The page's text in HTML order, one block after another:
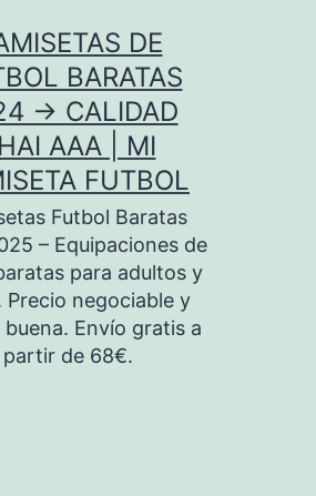
DE
BARATAS
→ CALIDAD
AAA | MI
FUTBOL
Futbol Baratas
– Equipaciones de
para adultos y
Precio negociable y
buena. Envío gratis a
partir de 68€.